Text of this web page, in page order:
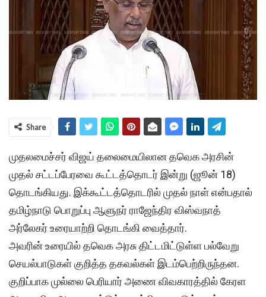
Share
முதலமைச்சர் விஜய் தலைமையிலான தவெக அரசின்
முதல் சட்டப்பேரவை கூட்டத்தொடர் இன்று (ஜூன் 18)
தொடங்கியது. இக்கூட்டத்தொடரில் முதல் நாள் என்பதால்
தமிழ்நாடு பொறுப்பு ஆளுநர் ராஜேந்திர விஸ்வநாத்
அர்லேகர் உரையாற்றி தொடங்கி வைத்தார்.
அவரின் உரையில் தவெக அரசு திட்டமிட்டுள்ள பல்வேறு
செயல்பாடுகள் குறித்த தகவல்கள் இடம்பெற்றிருந்தன.
குறிப்பாக முல்லை பெரியார் அணை விவகாரத்தில் கேரள